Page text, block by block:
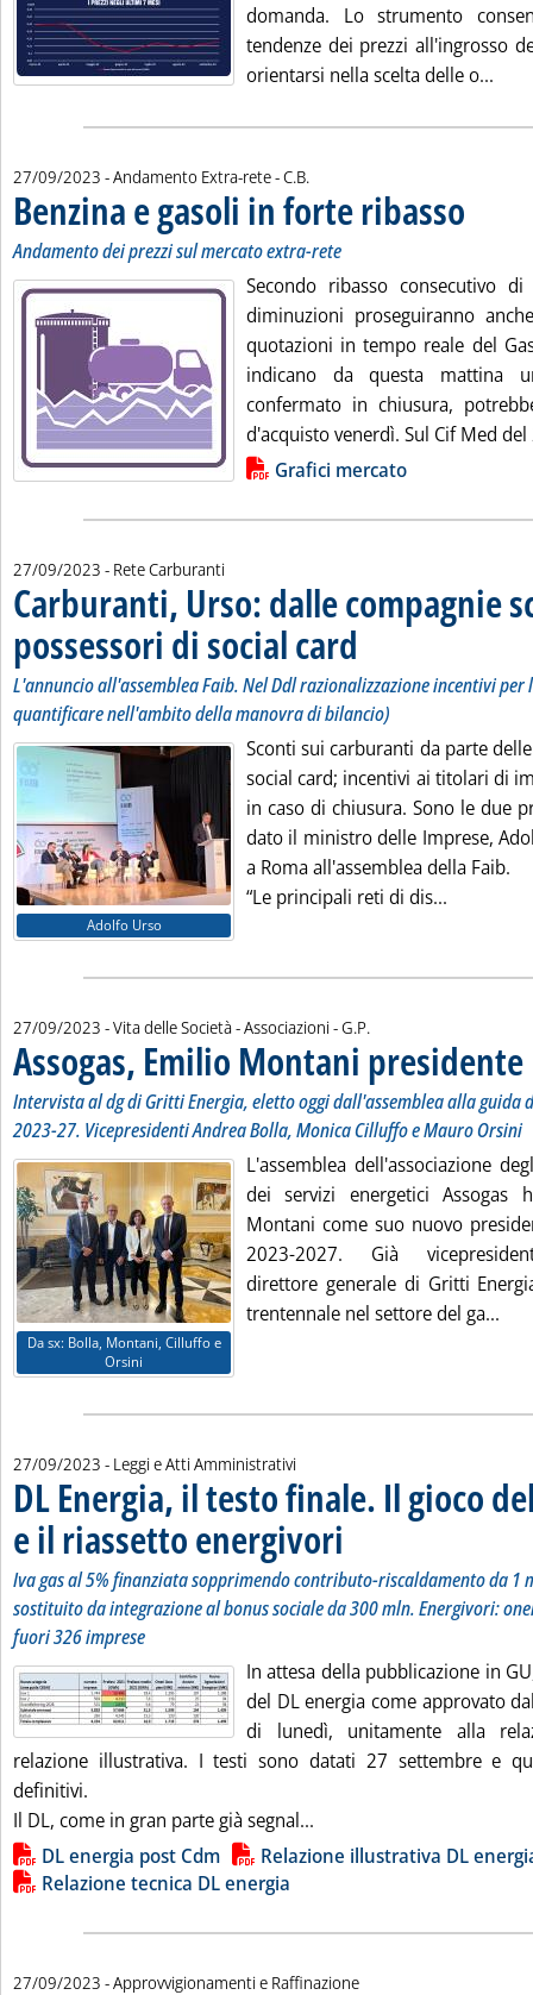
domanda. Lo strumento
tendenze dei prezzi all'ingrosso
orientarsi nella scelta delle o...
27/09/2023 - Andamento Extra-rete -di:
C.B.
Benzina e gasoli in forte ribasso
Andamento dei prezzi sul mercato extra-rete
Secondo ribasso consecutivo
diminuzioni proseguiranno
quotazioni in tempo reale del
indicano da questa mattina
confermato in chiusura,
d'acquisto venerdì. Sul Cif Med del
Lista allegati PDF alla notiziaGrafici mercato
27/09/2023 - Rete Carburanti
Carburanti, Urso: dalle compagnie
possessori di social card . Sottotitolo: L'annuncio
. Pubblicata mercoledì 27
L'annuncio all'assemblea Faib. Nel Ddl razionalizzazione incentivi per
quantificare nell'ambito della manovra di bilancio)
Adolfo Urso
Sconti sui carburanti da parte
social card; incentivi ai titolari di
in caso di chiusura. Sono le due
dato il ministro delle Imprese,
a Roma all'assemblea della Faib.
“Le principali reti di dis...
27/09/2023 - Vita delle Società - Associazioni -di:
G.P.
Assogas, Emilio Montani presidente
Intervista al dg di Gritti Energia, eletto oggi dall'assemblea alla guida
2023-27. Vicepresidenti Andrea Bolla, Monica Cilluffo e Mauro Orsini
Da sx: Bolla, Montani, Cilluffo e
Orsini
L'assemblea dell'associazione
dei servizi energetici Assogas
Montani come suo nuovo
2023-2027. Già
direttore generale di Gritti
trentennale nel settore del ga...
27/09/2023 - Leggi e Atti Amministrativi
DL Energia, il testo finale. Il gioco
e il riassetto energivori . Sottotitolo: Iva gas al 5%
. Pubblicata mercoledì 27
Iva gas al 5% finanziata sopprimendo contributo-riscaldamento da 1
sostituito da integrazione al bonus sociale da 300 mln. Energivori:
fuori 326 imprese
In attesa della pubblicazione in
del DL energia come approvato
di lunedì, unitamente alla
relazione illustrativa. I testi sono datati 27 settembre e
definitivi.
Il DL, come in gran parte già segnal...
Lista allegati PDF alla notizia
DL energia post Cdm
Relazione illustrativa DL
Relazione tecnica DL energia
27/09/2023 - Approvvigionamenti e Raffinazione